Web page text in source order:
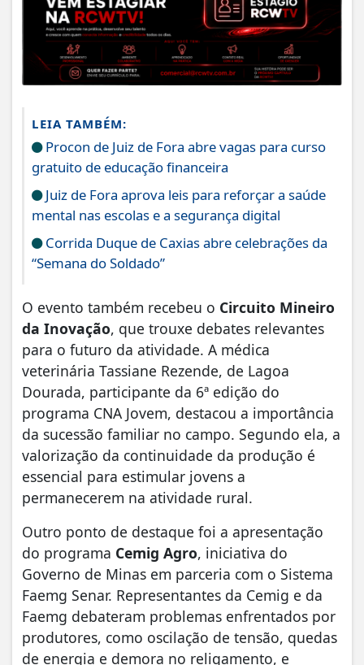
LEIA TAMBÉM:
Procon de Juiz de Fora abre vagas para curso
gratuito de educação financeira
Juiz de Fora aprova leis para reforçar a saúde
mental nas escolas e a segurança digital
Corrida Duque de Caxias abre celebrações da
“Semana do Soldado”
O evento também recebeu o Circuito Mineiro
da Inovação, que trouxe debates relevantes
para o futuro da atividade. A médica
veterinária Tassiane Rezende, de Lagoa
Dourada, participante da 6ª edição do
programa CNA Jovem, destacou a importância
da sucessão familiar no campo. Segundo ela, a
valorização da continuidade da produção é
essencial para estimular jovens a
permanecerem na atividade rural.
Outro ponto de destaque foi a apresentação
do programa Cemig Agro, iniciativa do
Governo de Minas em parceria com o Sistema
Faemg Senar. Representantes da Cemig e da
Faemg debateram problemas enfrentados por
produtores, como oscilação de tensão, quedas
de energia e demora no religamento, e